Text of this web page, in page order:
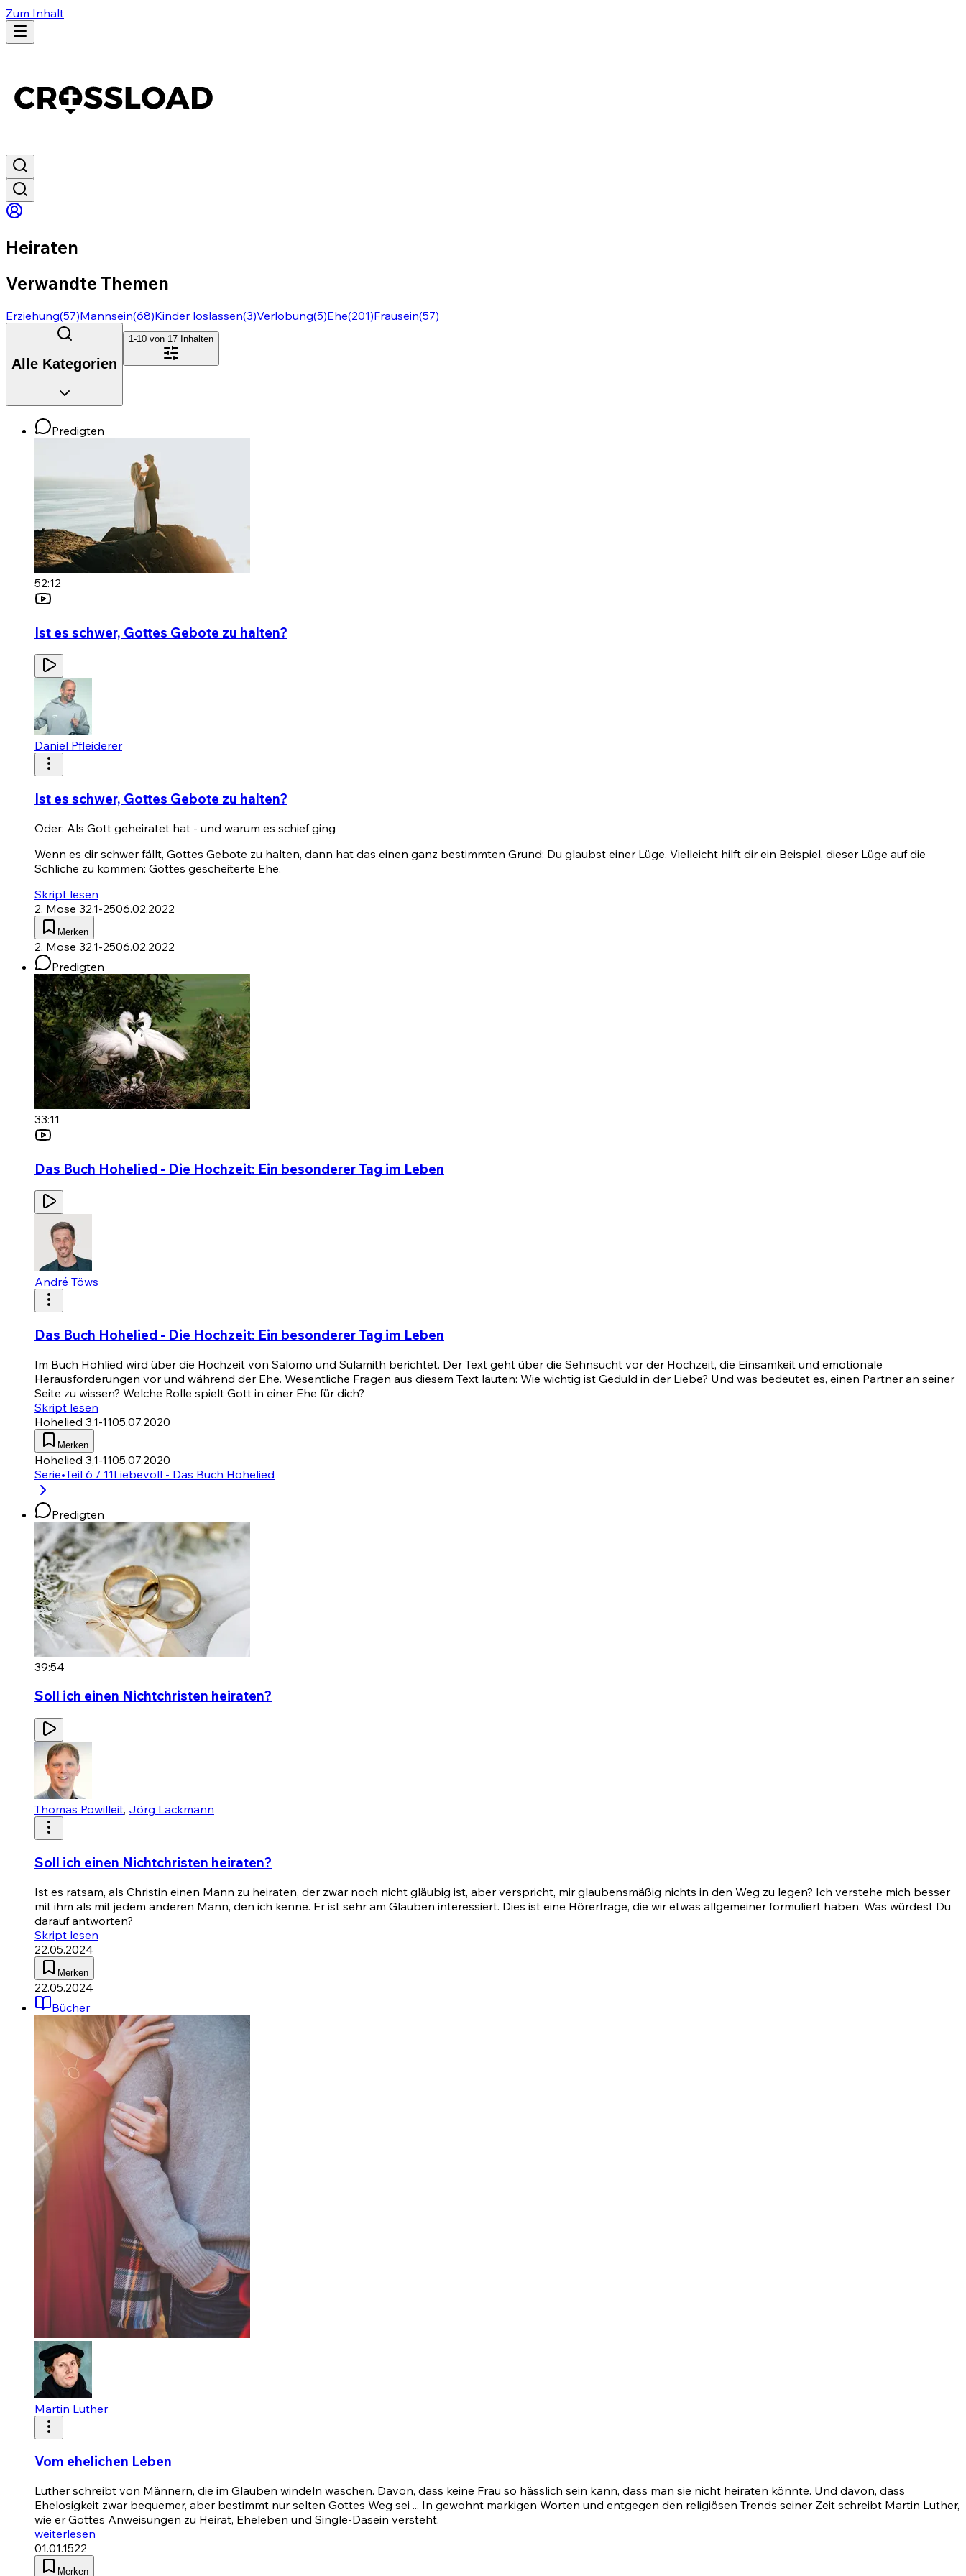
Zum Inhalt
Heiraten
Verwandte Themen
Erziehung(57)Mannsein(68)Kinder loslassen(3)Verlobung(5)Ehe(201)Frausein(57)
Alle Kategorien
1-10 von 17 Inhalten
Predigten
52:12
Ist es schwer, Gottes Gebote zu halten?
Daniel Pfleiderer
Ist es schwer, Gottes Gebote zu halten?
Oder: Als Gott geheiratet hat - und warum es schief ging
Wenn es dir schwer fällt, Gottes Gebote zu halten, dann hat das einen ganz bestimmten Grund: Du glaubst einer Lüge. Vielleicht hilft dir ein Beispiel, dieser Lüge auf die
Schliche zu kommen: Gottes gescheiterte Ehe.
Skript lesen
2. Mose 32,1-2506.02.2022
Merken
2. Mose 32,1-2506.02.2022
Predigten
33:11
Das Buch Hohelied - Die Hochzeit: Ein besonderer Tag im Leben
André Töws
Das Buch Hohelied - Die Hochzeit: Ein besonderer Tag im Leben
Im Buch Hohlied wird über die Hochzeit von Salomo und Sulamith berichtet. Der Text geht über die Sehnsucht vor der Hochzeit, die Einsamkeit und emotionale
Herausforderungen vor und während der Ehe. Wesentliche Fragen aus diesem Text lauten: Wie wichtig ist Geduld in der Liebe? Und was bedeutet es, einen Partner an seiner
Seite zu wissen? Welche Rolle spielt Gott in einer Ehe für dich?
Skript lesen
Hohelied 3,1-1105.07.2020
Merken
Hohelied 3,1-1105.07.2020
Serie•Teil 6 / 11Liebevoll - Das Buch Hohelied
Predigten
39:54
Soll ich einen Nichtchristen heiraten?
Thomas Powilleit, Jörg Lackmann
Soll ich einen Nichtchristen heiraten?
Ist es ratsam, als Christin einen Mann zu heiraten, der zwar noch nicht gläubig ist, aber verspricht, mir glaubensmäßig nichts in den Weg zu legen? Ich verstehe mich besser
mit ihm als mit jedem anderen Mann, den ich kenne. Er ist sehr am Glauben interessiert. Dies ist eine Hörerfrage, die wir etwas allgemeiner formuliert haben. Was würdest Du
darauf antworten?
Skript lesen
22.05.2024
Merken
22.05.2024
Bücher
Martin Luther
Vom ehelichen Leben
Luther schreibt von Männern, die im Glauben windeln waschen. Davon, dass keine Frau so hässlich sein kann, dass man sie nicht heiraten könnte. Und davon, dass
Ehelosigkeit zwar bequemer, aber bestimmt nur selten Gottes Weg sei ... In gewohnt markigen Worten und entgegen den religiösen Trends seiner Zeit schreibt Martin Luther,
wie er Gottes Anweisungen zu Heirat, Eheleben und Single-Dasein versteht.
weiterlesen
01.01.1522
Merken